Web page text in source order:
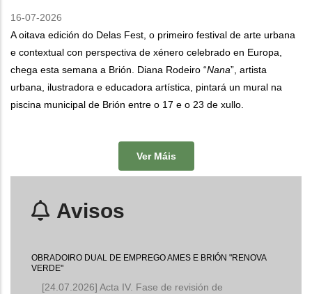
16-07-2026
A oitava edición do Delas Fest, o primeiro festival de arte urbana
e contextual con perspectiva de xénero celebrado en Europa,
chega esta semana a Brión. Diana Rodeiro “Nana”, artista
urbana, ilustradora e educadora artística, pintará un mural na
piscina municipal de Brión entre o 17 e o 23 de xullo.
Ver Máis
Avisos
OBRADOIRO DUAL DE EMPREGO AMES E BRIÓN "RENOVA
VERDE"
[24.07.2026] Acta IV. Fase de revisión de